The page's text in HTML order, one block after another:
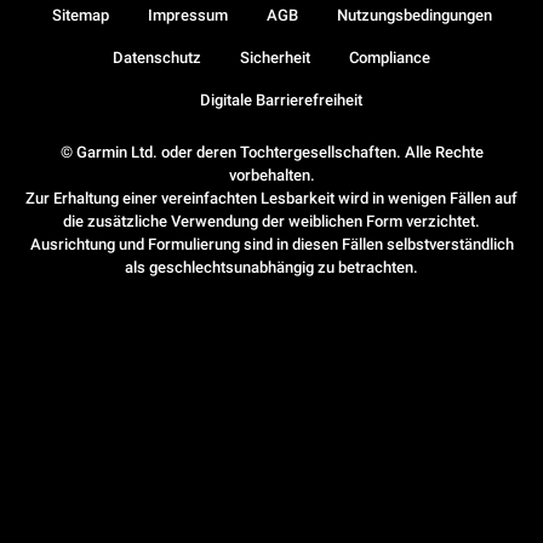
© Garmin Ltd. oder deren Tochtergesellschaften. Alle Rechte
vorbehalten.
Zur Erhaltung einer vereinfachten Lesbarkeit wird in wenigen Fällen auf
die zusätzliche Verwendung der weiblichen Form verzichtet.
Ausrichtung und Formulierung sind in diesen Fällen selbstverständlich
als geschlechtsunabhängig zu betrachten.
Sitemap Impressum AGB Nutzungsbedingungen
Datenschutz Sicherheit Compliance
Digitale Barrierefreiheit